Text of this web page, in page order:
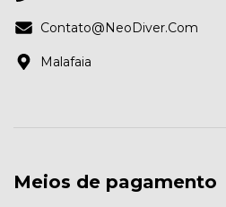
Contato@NeoDiver.Com
Malafaia
Meios de pagamento